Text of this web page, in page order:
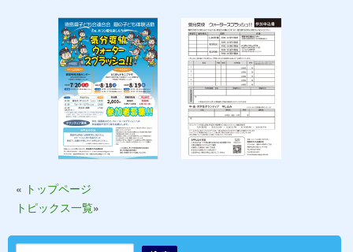
« トップページ
トピックス一覧»